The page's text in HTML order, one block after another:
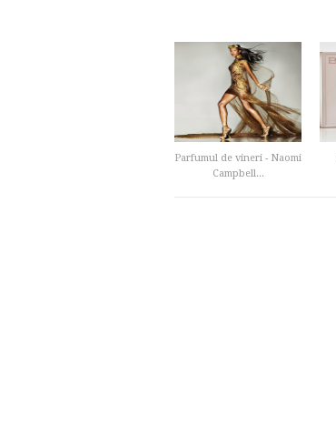
Parfumul de vineri - Naomi
Campbell...